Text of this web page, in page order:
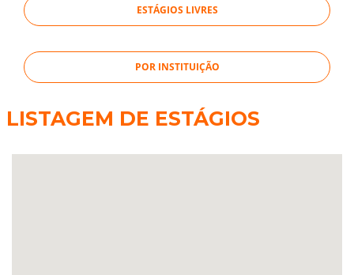
ESTÁGIOS LIVRES
POR INSTITUIÇÃO
LISTAGEM DE ESTÁGIOS